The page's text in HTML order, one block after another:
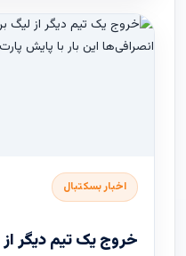
اخبار بسکتبال
خروج یک تیم دیگر